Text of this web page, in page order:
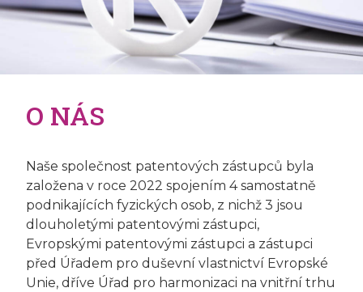
O NÁS
Naše společnost patentových zástupců byla
založena v roce 2022 spojením 4 samostatně
podnikajících fyzických osob, z nichž 3 jsou
dlouholetými patentovými zástupci,
Evropskými patentovými zástupci a zástupci
před Úřadem pro duševní vlastnictví Evropské
Unie, dříve Úřad pro harmonizaci na vnitřní trhu